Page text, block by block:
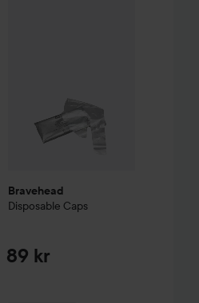
Bravehead
Disposable Caps
89 kr